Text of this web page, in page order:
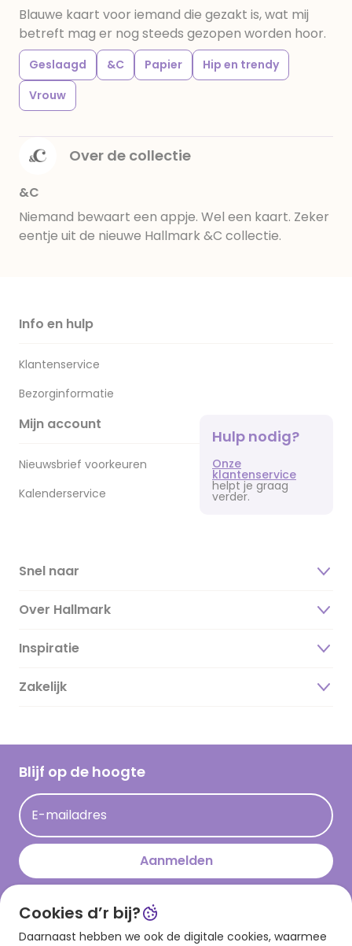
Blauwe kaart voor iemand die gezakt is, wat mij
betreft mag er nog steeds gezopen worden hoor.
Geslaagd &C Papier
Hip en trendy
Vrouw
Over de collectie
&C
Niemand bewaart een appje. Wel een kaart. Zeker
eentje uit de nieuwe Hallmark &C collectie.
Info en hulp
Klantenservice
Bezorginformatie
Mijn account
Nieuwsbrief voorkeuren
Kalenderservice
Hulp nodig?
Onze
klantenservice
helpt je graag
verder.
Snel naar
Over Hallmark
Over ons
Duurzaamheid
Hallmark Kaartclub
Acties
Persberichten
Hallmark en Kinderpostzegels
Inspiratie
Magazine
Cadeau inspiratie
Kaartinspiratie
Zakelijk
Blijf op de hoogte
E-mailadres
Aanmelden
Download onze app
Cookies d’r bij?
Daarnaast hebben we ook de digitale cookies, waarmee